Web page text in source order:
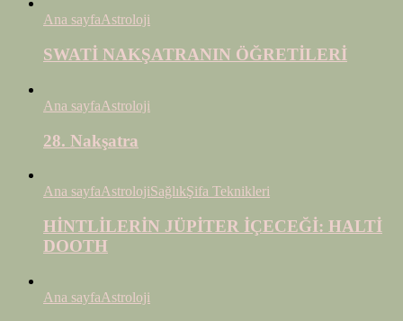
Ana sayfaAstroloji
SWATİ NAKŞATRANIN ÖĞRETİLERİ
Ana sayfaAstroloji
28. Nakşatra
Ana sayfaAstrolojiSağlıkŞifa Teknikleri
HİNTLİLERİN JÜPİTER İÇECEĞİ: HALTİ
DOOTH
Ana sayfaAstroloji